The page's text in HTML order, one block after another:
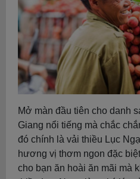
Mở màn đầu tiên cho danh
Giang nổi tiếng mà chắc
đó chính là vải thiều Lục
hương vị thơm ngon đặc
cho bạn ăn hoài ăn mãi mà